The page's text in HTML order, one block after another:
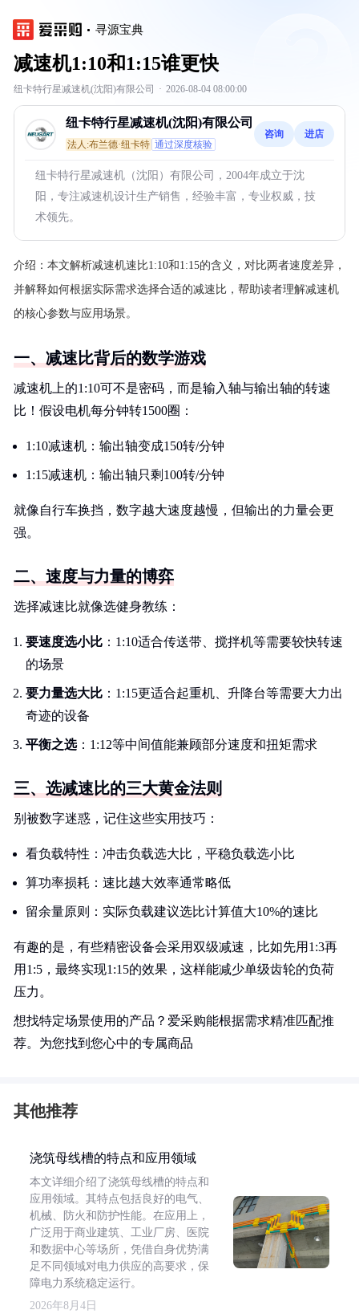
寻源宝典
减速机1:10和1:15谁更快
纽卡特行星减速机(沈阳)有限公司 · 2026-08-04 08:00:00
纽卡特行星减速机(沈阳)有限公司
法人:布兰德·纽卡特 通过深度核验
咨询 进店
纽卡特行星减速机（沈阳）有限公司，2004年成立于沈
阳，专注减速机设计生产销售，经验丰富，专业权威，技
术领先。
介绍： 本文解析减速机速比1:10和1:15的含义，对比两者速度差异，
并解释如何根据实际需求选择合适的减速比，帮助读者理解减速机
的核心参数与应用场景。
一、减速比背后的数学游戏
减速机上的1:10可不是密码，而是输入轴与输出轴的转速
比！假设电机每分钟转1500圈：
1:10减速机：输出轴变成150转/分钟
1:15减速机：输出轴只剩100转/分钟
就像自行车换挡，数字越大速度越慢，但输出的力量会更
强。
二、速度与力量的博弈
选择减速比就像选健身教练：
要速度选小比 ：1:10适合传送带、搅拌机等需要较快转速
的场景
要力量选大比 ：1:15更适合起重机、升降台等需要大力出
奇迹的设备
平衡之选：1:12等中间值能兼顾部分速度和扭矩需求
三、选减速比的三大黄金法则
别被数字迷惑，记住这些实用技巧：
看负载特性：冲击负载选大比，平稳负载选小比
算功率损耗：速比越大效率通常略低
留余量原则：实际负载建议选比计算值大10%的速比
有趣的是，有些精密设备会采用双级减速，比如先用1:3再
用1:5，最终实现1:15的效果，这样能减少单级齿轮的负荷
压力。
想找特定场景使用的产品？爱采购能根据需求精准匹配推
荐。为您找到您心中的专属商品
其他推荐
浇筑母线槽的特点和应用领域
本文详细介绍了浇筑母线槽的特点和
应用领域。其特点包括良好的电气、
机械、防火和防护性能。在应用上，
广泛用于商业建筑、工业厂房、医院
和数据中心等场所，凭借自身优势满
足不同领域对电力供应的高要求，保
障电力系统稳定运行。
2026年8月4日